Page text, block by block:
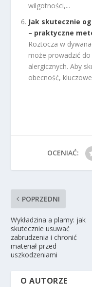
wilgotności,...
Jak skutecznie
– praktyczne
Roztocza w
może prowadzić
alergicznych. Aby
obecność,
OCENIAĆ:
POPRZEDNI
Wykładzina a plamy: jak
skutecznie usuwać
zabrudzenia i chronić
materiał przed
uszkodzeniami
O AUTORZE